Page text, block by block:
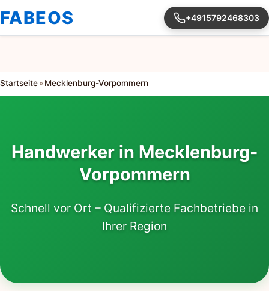
FABEOS +4915792468303
Startseite» Mecklenburg-Vorpommern
Handwerker in Mecklenburg-
Vorpommern
Schnell vor Ort – Qualifizierte Fachbetriebe in
Ihrer Region